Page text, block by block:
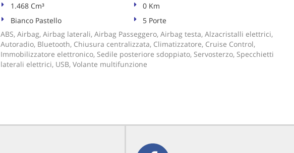
1.468 Cm³
0 Km
Bianco Pastello
5 Porte
ABS, Airbag, Airbag laterali, Airbag Passeggero, Airbag testa, Alzacristalli elettrici,
Autoradio, Bluetooth, Chiusura centralizzata, Climatizzatore, Cruise Control,
Immobilizzatore elettronico, Sedile posteriore sdoppiato, Servosterzo, Specchietti
laterali elettrici, USB, Volante multifunzione